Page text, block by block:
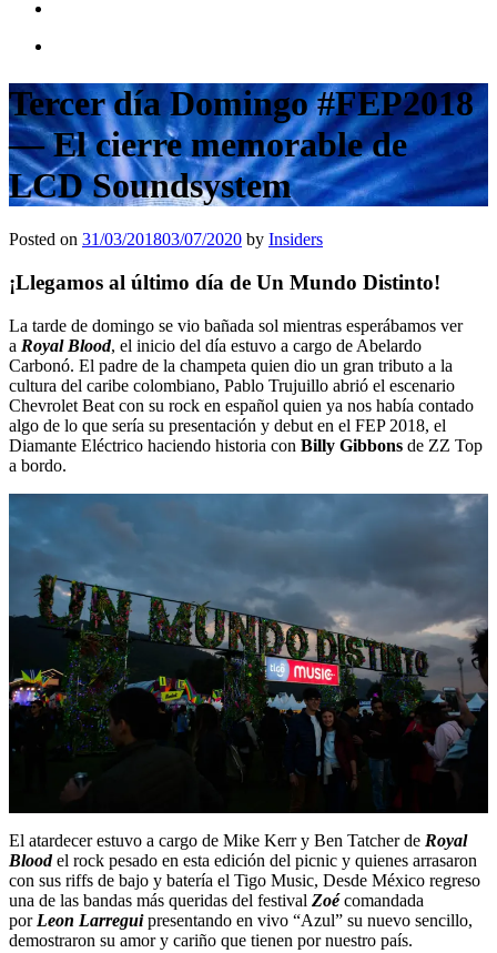
Tercer día Domingo #FEP2018
— El cierre memorable de
LCD Soundsystem
Posted on 31/03/201803/07/2020 by Insiders
¡Llegamos al último día de Un Mundo Distinto!
La tarde de domingo se vio bañada sol mientras esperábamos ver
a Royal Blood, el inicio del día estuvo a cargo de Abelardo
Carbonó. El padre de la champeta quien dio un gran tributo a la
cultura del caribe colombiano, Pablo Trujuillo abrió el escenario
Chevrolet Beat con su rock en español quien ya nos había contado
algo de lo que sería su presentación y debut en el FEP 2018, el
Diamante Eléctrico haciendo historia con Billy Gibbons de ZZ Top
a bordo.
El atardecer estuvo a cargo de Mike Kerr y Ben Tatcher de Royal
Bloodel rock pesado en esta edición del picnic y quienes arrasaron
con sus riffs de bajo y batería el Tigo Music, Desde México regreso
una de las bandas más queridas del festival Zoécomandada
por Leon Larreguipresentando en vivo “Azul” su nuevo sencillo,
demostraron su amor y cariño que tienen por nuestro país.